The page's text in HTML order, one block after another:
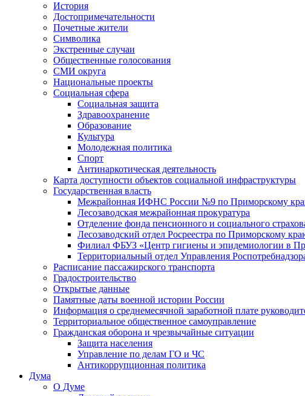
История
Достопримечательности
Почетные жители
Символика
Экстренные случаи
Общественные голосования
СМИ округа
Национальные проекты
Социальная сфера
Социальная защита
Здравоохранение
Образование
Культура
Молодежная политика
Спорт
Антинаркотическая деятельность
Карта доступности объектов социальной инфраструктуры
Государственная власть
Межрайонная ИФНС России №9 по Приморскому
Лесозаводская межрайонная прокуратура
Отделение фонда пенсионного и социального
Лесозаводский отдел Росреестра по Приморскому
Филиал ФБУЗ «Центр гигиены и эпидемиологии в
Территориальный отдел Управления
Расписание пассажирского транспорта
Градостроительство
Открытые данные
Памятные даты военной истории России
Информация о среднемесячной заработной плате
Территориальное общественное самоуправление
Гражданская оборона и чрезвычайные ситуации
Защита населения
Управление по делам ГО и ЧС
Антикоррупционная политика
Дума
О Думе